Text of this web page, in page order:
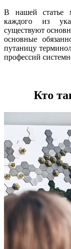
В нашей статье
каждого из
существуют
основные
путаницу
профессий
Кто